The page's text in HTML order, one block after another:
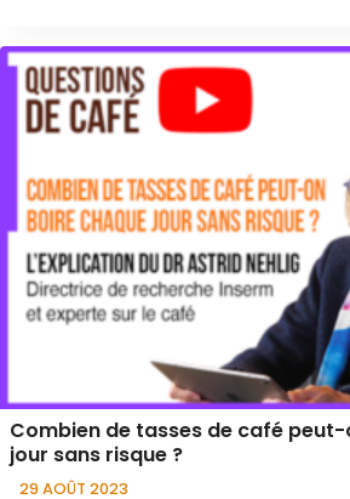
Combien de tasses de café
jour sans risque ?
29 AOÛT 2023